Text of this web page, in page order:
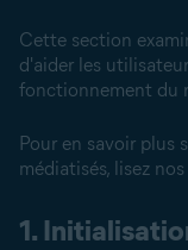
Cette section
d'aider les
fonctionnement du
Pour en savoir plus
médiatisés, lisez
1.